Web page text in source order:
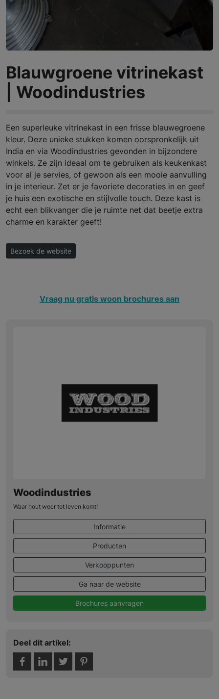
Blauwgroene vitrinekast
| Woodindustries
Een superleuke vitrinekast in een frisse blauwegroene
kleur. Deze unieke stukken komen oorspronkelijk uit
India en via Woodindustries gevonden in bijzondere
winkels. Ze zijn ideaal om te gebruiken als keukenkast
voor al je servies, of gewoon als een mooie aanvulling
in je interieur. Zet er je favoriete decoraties in en geef
je huis een exotische en stijlvolle touch. Deze kast is
echt een blikvanger die je ruimte net dat beetje extra
charme en karakter geeft!
Bezoek de website
Vraag nu gratis woon brochures aan
Woodindustries
Waar hout weer tot leven komt!
Informatie
Producten
Verkooppunten
Ga naar de website
Brochures aanvragen
Deel dit artikel: